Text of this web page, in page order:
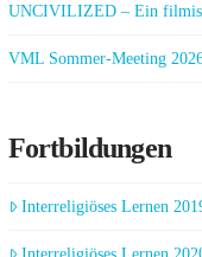
UNCIVILIZED – Ein
VML Sommer-Meeting
Fortbildungen
Interreligiöses Lernen